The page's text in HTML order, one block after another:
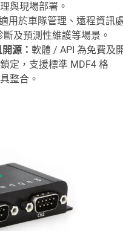
與現場部署。
用於車隊管理、遠程資訊
及預測性維護等場景。
源： 軟體 / API 為免費及
定，支援標準 MDF4 格
整合。